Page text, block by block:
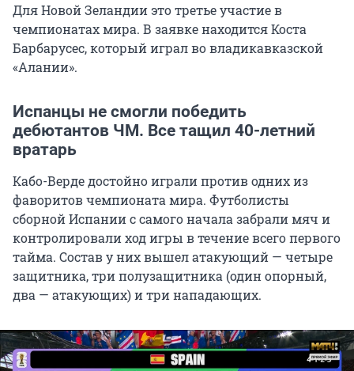
Для Новой Зеландии это третье участие в
чемпионатах мира. В заявке находится Коста
Барбарусес, который играл во владикавказской
«Алании».
Испанцы не смогли победить
дебютантов ЧМ. Все тащил 40-летний
вратарь
Кабо-Верде достойно играли против одних из
фаворитов чемпионата мира. Футболисты
сборной Испании с самого начала забрали мяч и
контролировали ход игры в течение всего первого
тайма. Состав у них вышел атакующий — четыре
защитника, три полузащитника (один опорный,
два — атакующих) и три нападающих.